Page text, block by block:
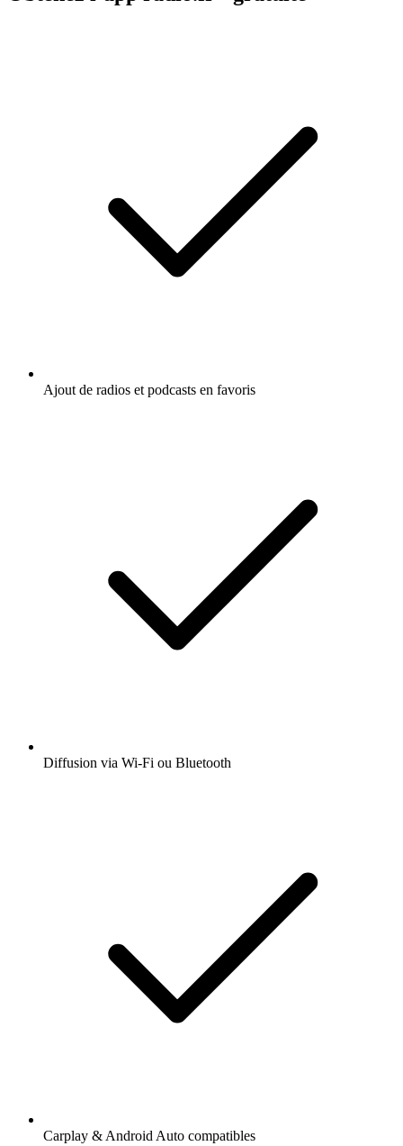
Ajout de radios et podcasts en favoris
Diffusion via Wi-Fi ou Bluetooth
Carplay & Android Auto compatibles